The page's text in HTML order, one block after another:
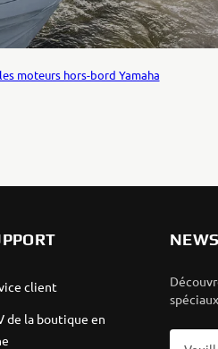
moteurs hors-bord Yamaha
client
de la boutique en